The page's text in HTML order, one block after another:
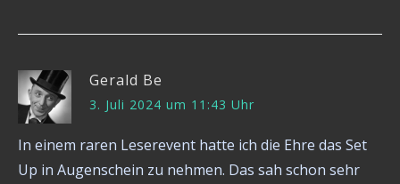
Gerald Be
3. Juli 2024 um 11:43 Uhr
In einem raren Leserevent hatte ich die Ehre das Set
Up in Augenschein zu nehmen. Das sah schon sehr